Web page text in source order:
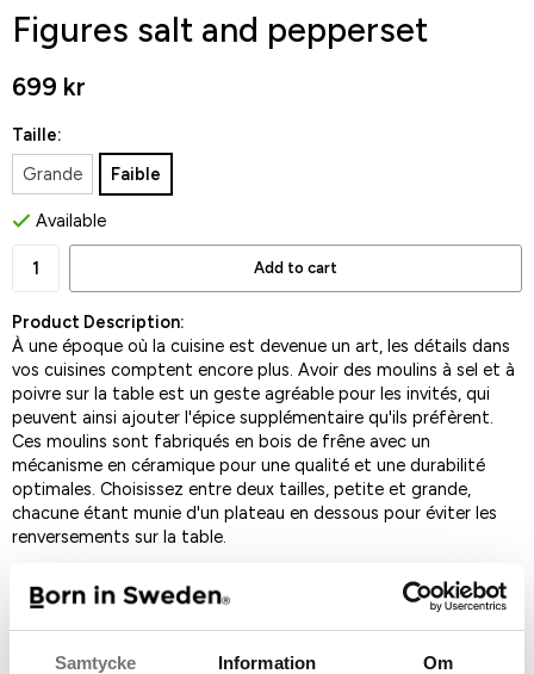
Samtycke Information Om
Figures salt and pepperset
699 kr
Taille:
Grande
Faible
Available
Add to cart
Product Description:
À une époque où la cuisine est devenue un art, les détails dans
vos cuisines comptent encore plus. Avoir des moulins à sel et à
poivre sur la table est un geste agréable pour les invités, qui
peuvent ainsi ajouter l'épice supplémentaire qu'ils préfèrent.
Ces moulins sont fabriqués en bois de frêne avec un
mécanisme en céramique pour une qualité et une durabilité
optimales. Choisissez entre deux tailles, petite et grande,
chacune étant munie d'un plateau en dessous pour éviter les
renversements sur la table.
Design: Studio So-Lo
Grand: H: 18 cm, diam: 5 cm
Petit: H: 12 cm, diam 5 cm
Material: ashwood and a ceramic grinder